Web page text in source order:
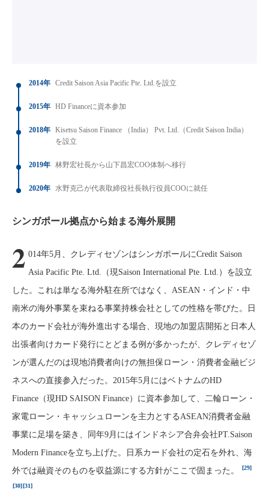
2014年 Credit Saison Asia Pacific Pte. Ltd.を設立
2015年 HD Financeに資本参加
2018年 Kisetsu Saison Finance （India） Pvt. Ltd.（Credit Saison India）
を設立
2019年 林野宏社長から山下昌宏COO体制へ移行
2020年 水野克己が代表取締役社長執行役員COOに就任
シンガポール拠点から始まる海外展開
2 014年5月、クレディセゾンはシンガポールにCredit Saison
Asia Pacific Pte. Ltd.（現Saison International Pte. Ltd.）を設立
した。これは単なる海外駐在所ではなく、ASEAN・インド・中
南米の海外事業を束ねる事業持株会社としての性格を帯びた。日
本のカード会社が海外進出する場合、現地の加盟店開拓と日本人
出張者向けカード発行にとどまる例が多かったが、クレディセゾ
ンが選んだのは現地消費者向けの無担保ローン・消費者金融ビジ
ネスへの直接参入だった。2015年5月にはベトナムのHD
Finance（現HD SAISON Finance）に資本参加して、二輪ローン・
家電ローン・キャッシュローンを主力とするASEAN消費者金融
事業に足場を築き、同年9月にはインドネシア合弁会社PT.Saison
Modern Financeを立ち上げた。日系カード会社の定石を外れ、海
外では融資そのものを収益源にする方針がここで固まった。
[29]
[30][31]